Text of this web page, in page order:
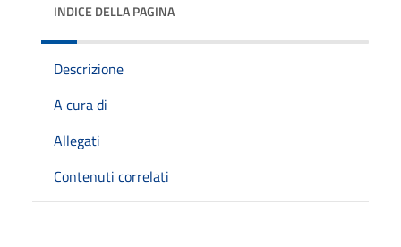
INDICE DELLA PAGINA
Descrizione
A cura di
Allegati
Contenuti correlati